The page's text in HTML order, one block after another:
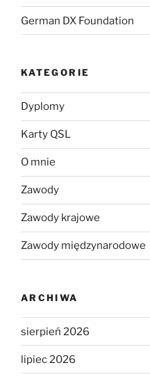
German DX Foundation
KATEGORIE
Dyplomy
Karty QSL
O mnie
Zawody
Zawody krajowe
Zawody międzynarodowe
ARCHIWA
sierpień 2026
lipiec 2026